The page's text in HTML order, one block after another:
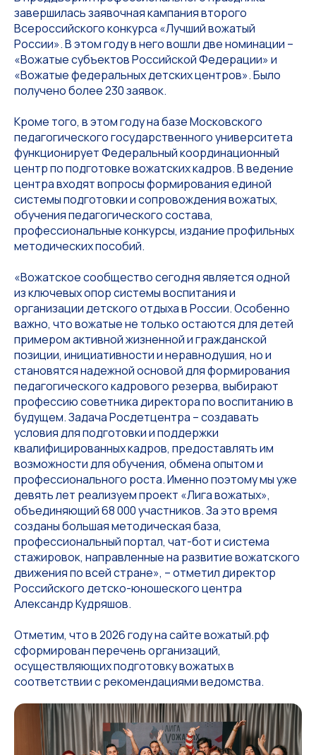
завершилась заявочная кампания второго
Всероссийского конкурса «Лучший вожатый
России». В этом году в него вошли две номинации –
«Вожатые субъектов Российской Федерации» и
«Вожатые федеральных детских центров». Было
получено более 230 заявок.
Кроме того, в этом году на базе Московского
педагогического государственного университета
функционирует Федеральный координационный
центр по подготовке вожатских кадров. В ведение
центра входят вопросы формирования единой
системы подготовки и сопровождения вожатых,
обучения педагогического состава,
профессиональные конкурсы, издание профильных
методических пособий.
«Вожатское сообщество сегодня является одной
из ключевых опор системы воспитания и
организации детского отдыха в России. Особенно
важно, что вожатые не только остаются для детей
примером активной жизненной и гражданской
позиции, инициативности и неравнодушия, но и
становятся надежной основой для формирования
педагогического кадрового резерва, выбирают
профессию советника директора по воспитанию в
будущем. Задача Росдетцентра – создавать
условия для подготовки и поддержки
квалифицированных кадров, предоставлять им
возможности для обучения, обмена опытом и
профессионального роста. Именно поэтому мы уже
девять лет реализуем проект «Лига вожатых»,
объединяющий 68 000 участников. За это время
созданы большая методическая база,
профессиональный портал, чат-бот и система
стажировок, направленные на развитие вожатского
движения по всей стране», – отметил директор
Российского детско-юношеского центра
Александр Кудряшов.
Отметим, что в 2026 году на сайте вожатый.рф
сформирован перечень организаций,
осуществляющих подготовку вожатых в
соответствии с рекомендациями ведомства.